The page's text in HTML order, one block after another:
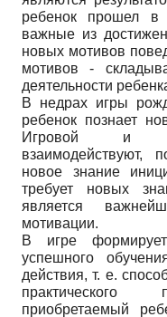
ребенок прошел в
важные из
новых мотивов
мотивов -
деятельности
В недрах игры
ребенок познает
Игровой и
взаимодействуют,
новое знание
требует новых
является
мотивации.
В игре
успешного
действия, т. е.
практического
приобретаемый